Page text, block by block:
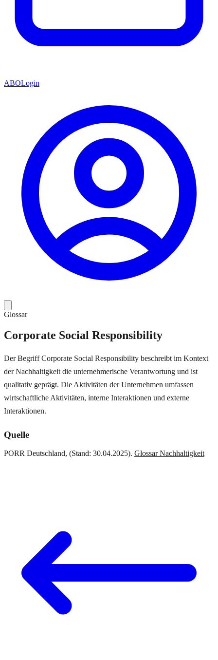
ABOLogin
Glossar
Corporate Social Responsibility
Der Begriff Corporate Social Responsibility beschreibt im Kontext
der Nachhaltigkeit die unternehmerische Verantwortung und ist
qualitativ geprägt. Die Aktivitäten der Unternehmen umfassen
wirtschaftliche Aktivitäten, interne Interaktionen und externe
Interaktionen.
Quelle
PORR Deutschland, (Stand: 30.04.2025). Glossar Nachhaltigkeit